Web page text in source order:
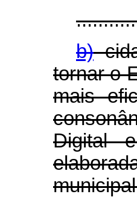
b)
tornar o
mais
Digital